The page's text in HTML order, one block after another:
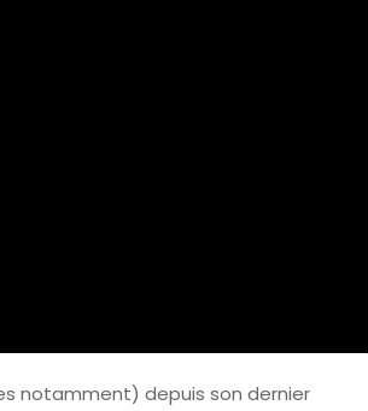
notamment) depuis son dernier